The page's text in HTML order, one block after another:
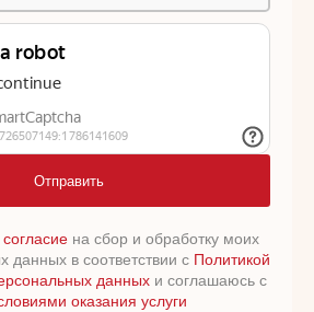
Отправить
согласиена сбор и обработку моих
данных в соответствии с Политикой
данныхи соглашаюсь с
оказания услуги